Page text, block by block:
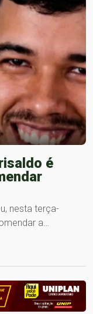
é
nesta terça-
a…